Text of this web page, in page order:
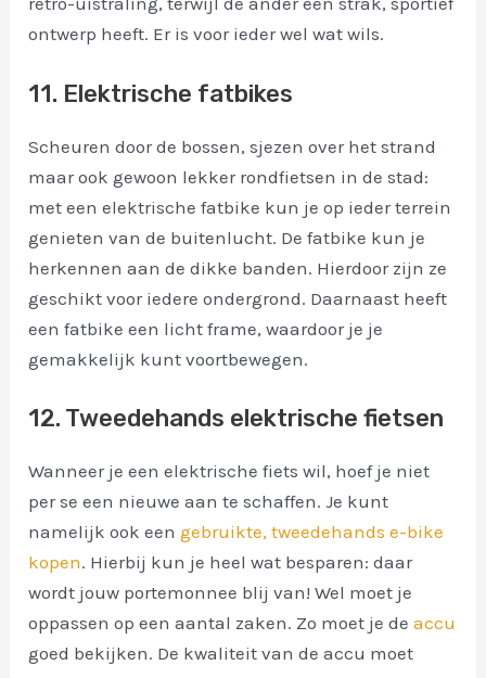
ontwerp heeft. Er is voor ieder wel wat wils.
11. Elektrische fatbikes
Scheuren door de bossen, sjezen over het strand
maar ook gewoon lekker rondfietsen in de stad:
met een elektrische fatbike kun je op ieder terrein
genieten van de buitenlucht. De fatbike kun je
herkennen aan de dikke banden. Hierdoor zijn ze
geschikt voor iedere ondergrond. Daarnaast heeft
een fatbike een licht frame, waardoor je je
gemakkelijk kunt voortbewegen.
12. Tweedehands elektrische fietsen
Wanneer je een elektrische fiets wil, hoef je niet
per se een nieuwe aan te schaffen. Je kunt
namelijk ook eengebruikte, tweedehands e-bike
kopen. Hierbij kun je heel wat besparen: daar
wordt jouw portemonnee blij van! Wel moet je
oppassen op een aantal zaken. Zo moet je deaccu
goed bekijken. De kwaliteit van de accu moet